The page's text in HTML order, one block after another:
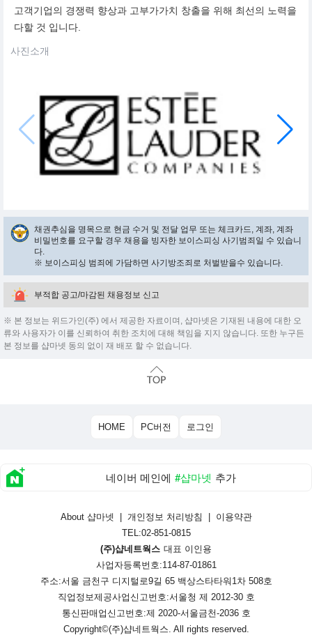
고객기업의 경쟁력 향상과 고부가가치 창출을 위해 최선의 노력을
다할 것 입니다.
사진소개
채권추심을 명목으로 현금 수거 및 전달 업무 또는 체크카드, 계좌, 계좌
비밀번호를 요구할 경우 채용을 빙자한 보이스피싱 사기범죄일 수 있습니
다.
※ 보이스피싱 범죄에 가담하면 사기방조죄로 처벌받을수 있습니다.
부적합 공고/마감된 채용정보 신고
※ 본 정보는 위드가인(주) 에서 제공한 자료이며, 샵마넷은 기재된 내용에 대한 오
류와 사용자가 이를 신뢰하여 취한 조치에 대해 책임을 지지 않습니다. 또한 누구든
본 정보를 샵마넷 동의 없이 재 배포 할 수 없습니다.
HOME PC버전 로그인
네이버 메인에 #샵마넷 추가
About 샵마넷 개인정보 처리방침
이용약관
TEL:02-851-0815
(주)샵네트웍스 대표 이인용
사업자등록번호:114-87-01861
주소:서울 금천구 디지털로9길 65 백상스타타워1차 508호
직업정보제공사업신고번호:서울청 제 2012-30 호
통신판매업신고번호:제 2020-서울금천-2036 호
Copyright©(주)샵네트웍스 . All rights reserved.